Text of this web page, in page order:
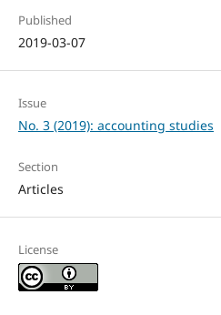
Published
2019-03-07
Issue
No. 3 (2019): accounting studies
Section
Articles
License